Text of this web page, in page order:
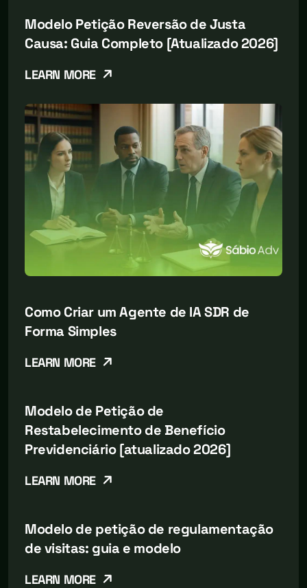
Modelo Petição Reversão de Justa
Causa: Guia Completo [Atualizado 2026]
LEARN MORE
Como Criar um Agente de IA SDR de
Forma Simples
LEARN MORE
Modelo de Petição de
Restabelecimento de Benefício
Previdenciário [atualizado 2026]
LEARN MORE
Modelo de petição de regulamentação
de visitas: guia e modelo
LEARN MORE